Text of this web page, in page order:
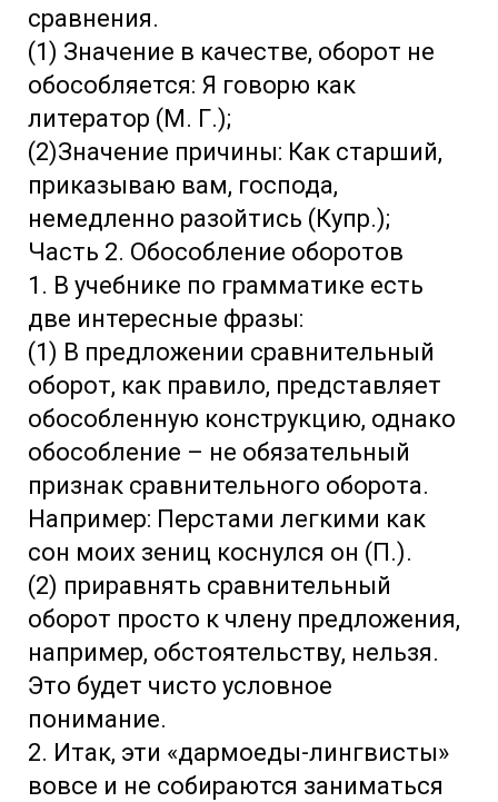
сравнения.
(1) Значение в качестве, оборот не
обособляется: Я говорю как
литератор (М. Г.);
(2)Значение причины: Как старший,
приказываю вам, господа,
немедленно разойтись (Купр.);
Часть 2. Обособление оборотов
1. В учебнике по грамматике есть
две интересные фразы:
(1) В предложении сравнительный
оборот, как правило, представляет
обособленную конструкцию, однако
обособление – не обязательный
признак сравнительного оборота.
Например: Перстами легкими как
сон моих зениц коснулся он (П.).
(2) приравнять сравнительный
оборот просто к члену предложения,
например, обстоятельству, нельзя.
Это будет чисто условное
понимание.
2. Итак, эти «дармоеды-лингвисты»
вовсе и не собираются заниматься